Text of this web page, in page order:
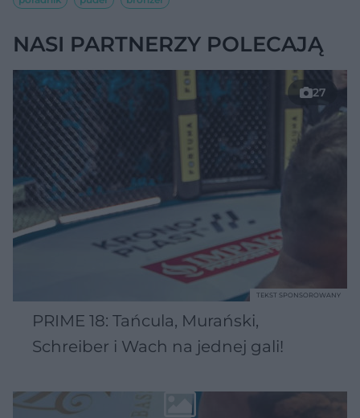
NASI PARTNERZY POLECAJĄ
27
PRIME 18: Tańcula, Murański,
Schreiber i Wach na jednej gali!
TEKST SPONSOROWANY